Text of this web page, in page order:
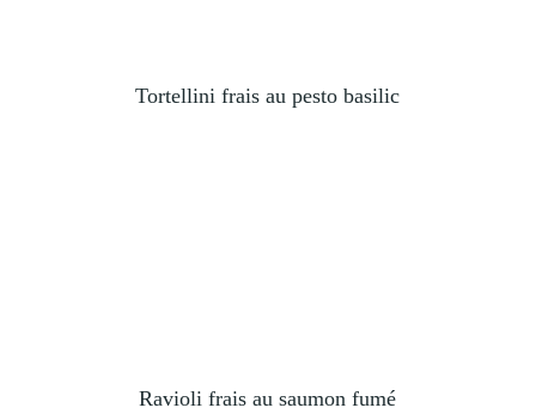
Tortellini frais au pesto basilic
Ravioli frais au saumon fumé